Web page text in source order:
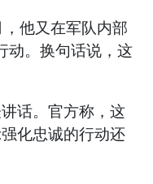
他又在军队内部
动。换句话说，这
话。官方称，这
化忠诚的行动还